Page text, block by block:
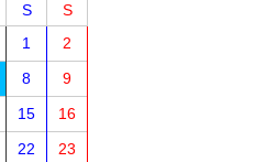
S
S
1
2
8
9
15
16
22
23